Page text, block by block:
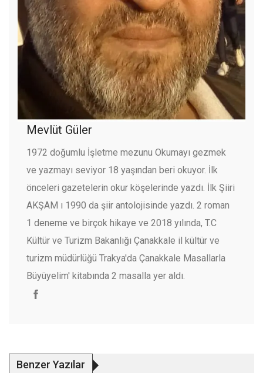
Mevlüt Güler
1972 doğumlu İşletme mezunu Okumayı gezmek
ve yazmayı seviyor 18 yaşından beri okuyor. İlk
önceleri gazetelerin okur köşelerinde yazdı. İlk Şiiri
AKŞAM ı 1990 da şiir antolojisinde yazdı. 2 roman
1 deneme ve birçok hikaye ve 2018 yılında, T.C
Kültür ve Turizm Bakanlığı Çanakkale il kültür ve
turizm müdürlüğü Trakya'da Çanakkale Masallarla
Büyüyelim' kitabında 2 masalla yer aldı.
Benzer Yazılar